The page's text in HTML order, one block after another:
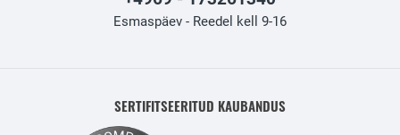
Esmaspäev - Reedel kell 9-16
SERTIFITSEERITUD KAUBANDUS